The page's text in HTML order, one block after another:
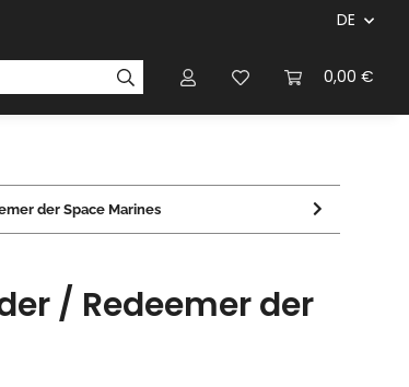
DE
0,00 €
Regelbücher Magazinen &
der Space Marines
/ Redeemer der